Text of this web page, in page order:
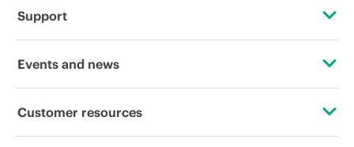
About HPE
Corporate responsibility
Support
Operational support services
Events and news
Events
Customer resources